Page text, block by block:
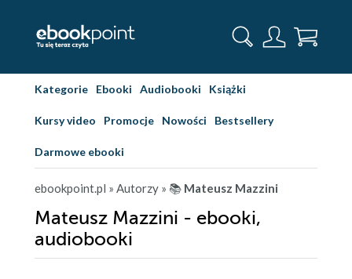
Kategorie Ebooki Audiobooki Książki
Kursy video Promocje Nowości Bestsellery
Darmowe ebooki
ebookpoint.pl » Autorzy » 📚 Mateusz Mazzini
Mateusz Mazzini - ebooki,
audiobooki